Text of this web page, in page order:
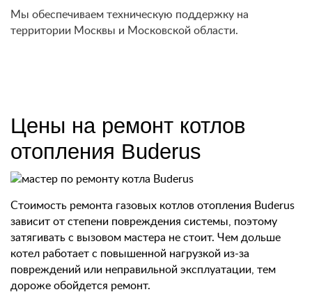
Мы обеспечиваем техническую поддержку на
территории Москвы и Московской области.
Цены на ремонт котлов
отопления Buderus
Стоимость ремонта газовых котлов отопления Buderus
зависит от степени повреждения системы, поэтому
затягивать с вызовом мастера не стоит. Чем дольше
котел работает с повышенной нагрузкой из-за
повреждений или неправильной эксплуатации, тем
дороже обойдется ремонт.